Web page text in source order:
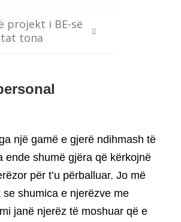
projekt i BE-së
tona
një gamë e gjerë ndihmash të
ende shumë gjëra që kërkojnë
për t’u përballuar. Jo më
se shumica e njerëzve me
janë njerëz të moshuar që e